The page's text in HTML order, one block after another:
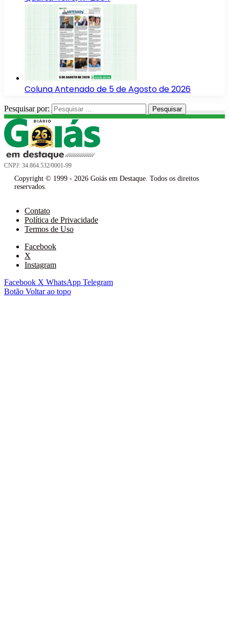
Coluna Antenado de 5 de Agosto de 2026
Pesquisar por:
CNPJ: 34.864.532/0001-99
Copyright © 1999 - 2026 Goiás em Destaque. Todos os direitos
reservados.
Contato
Política de Privacidade
Termos de Uso
Facebook
X
Instagram
Facebook X WhatsApp Telegram
Botão Voltar ao topo